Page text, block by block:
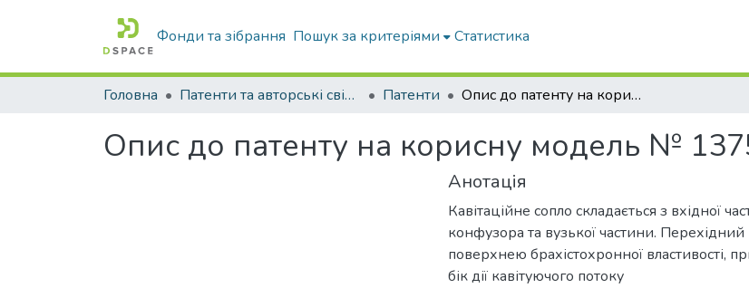
Фонди та зібрання Пошук за критеріями Статистика
Головна Патенти та авторські свідоцтва Патенти Опис до патенту на корисну модель № 137543 "Кавітаційне сопло"
Опис до патенту на корисну модель №
Анотація
Кавітаційне сопло складається з вхідної
конфузора та вузької частини.
поверхнею брахістохронної властивості,
бік дії кавітуючого потоку